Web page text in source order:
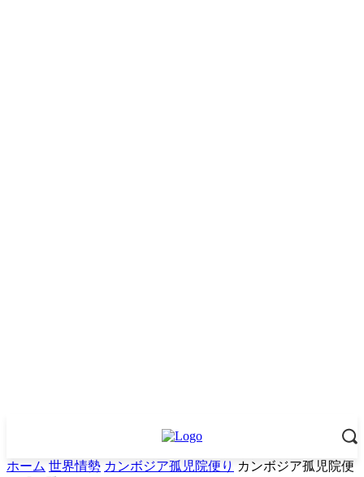
ホーム 世界情勢 カンボジア孤児院便り カンボジア孤児院便